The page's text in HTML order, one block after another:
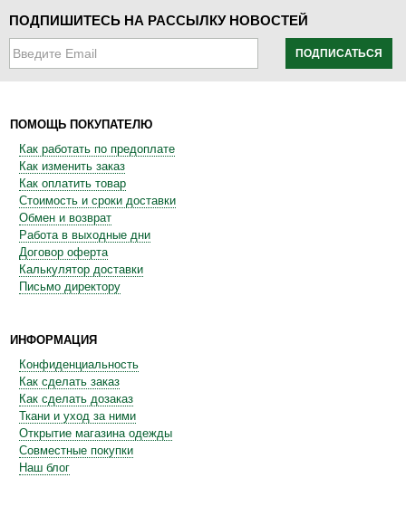
ПОДПИШИТЕСЬ НА РАССЫЛКУ НОВОСТЕЙ
ПОДПИСАТЬСЯ
ПОМОЩЬ ПОКУПАТЕЛЮ
Как работать по предоплате
Как изменить заказ
Как оплатить товар
Стоимость и сроки доставки
Обмен и возврат
Работа в выходные дни
Договор оферта
Калькулятор доставки
Письмо директору
ИНФОРМАЦИЯ
Конфиденциальность
Как сделать заказ
Как сделать дозаказ
Ткани и уход за ними
Открытие магазина одежды
Совместные покупки
Наш блог